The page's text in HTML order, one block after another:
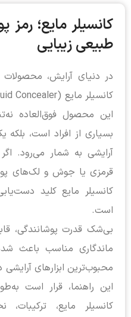
کانسیلر مایع؛
طبیعی زیبایی
در دنیای آرایش، محصولات
این محصول فوق‌العاده
بسیاری از افراد است، بلکه
آرایشی به شمار می‌رود.
قرمزی یا جوش و لک‌های
کانسیلر مایع کلید
است.
بی‌شک قدرت پوشانندگی،
ماندگاری مناسب باعث
محبوب‌ترین ابزارهای
این راهنما، قرار است
کانسیلر مایع، ترکیبات،